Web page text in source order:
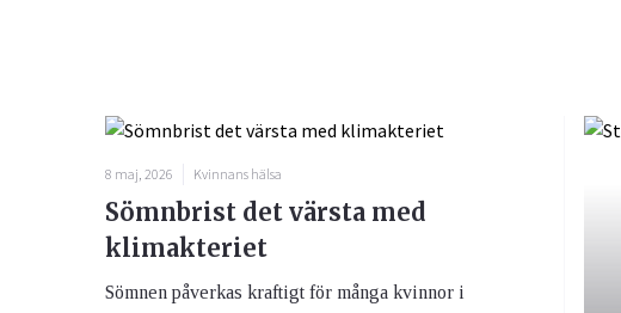
8 maj, 2026 Kvinnans hälsa
Sömnbrist det värsta med
klimakteriet
Sömnen påverkas kraftigt för många kvinnor i